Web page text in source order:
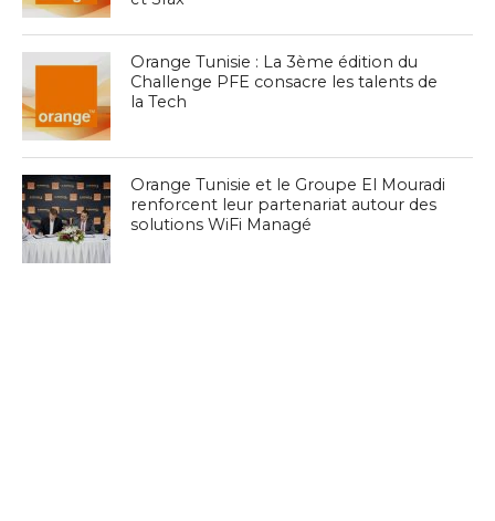
Orange Tunisie : La 3ème édition du
Challenge PFE consacre les talents de
la Tech
Orange Tunisie et le Groupe El Mouradi
renforcent leur partenariat autour des
solutions WiFi Managé